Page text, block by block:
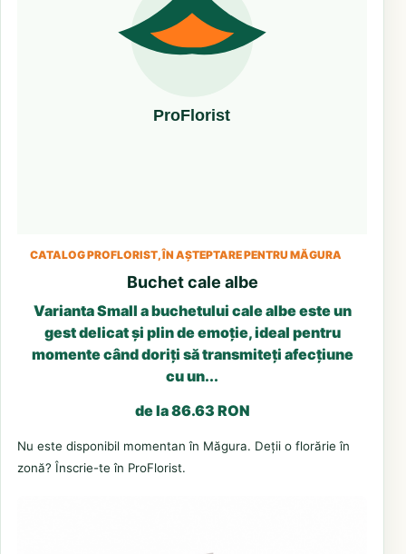
CATALOG PROFLORIST, ÎN AȘTEPTARE PENTRU MĂGURA
Buchet cale albe
Varianta Small a buchetului cale albe este un
gest delicat și plin de emoție, ideal pentru
momente când doriți să transmiteți afecțiune
cu un...
de la 86.63 RON
Nu este disponibil momentan în Măgura. Deții o florărie în
zonă? Înscrie-te în ProFlorist.